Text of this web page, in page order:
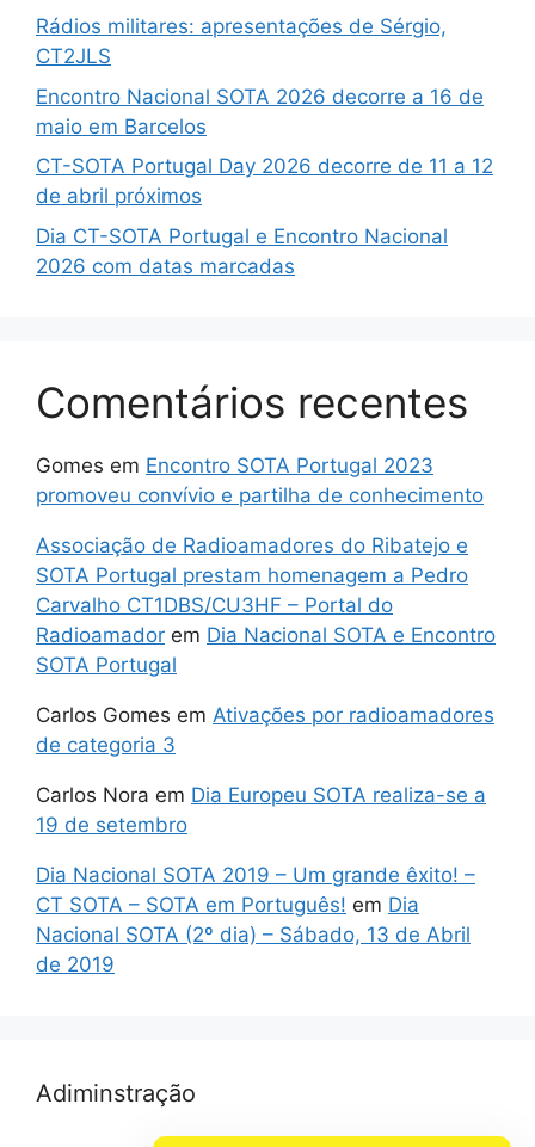
Rádios militares: apresentações de Sérgio,
CT2JLS
Encontro Nacional SOTA 2026 decorre a 16 de
maio em Barcelos
CT-SOTA Portugal Day 2026 decorre de 11 a 12
de abril próximos
Dia CT-SOTA Portugal e Encontro Nacional
2026 com datas marcadas
Comentários recentes
Gomes em Encontro SOTA Portugal 2023
promoveu convívio e partilha de conhecimento
Associação de Radioamadores do Ribatejo e
SOTA Portugal prestam homenagem a Pedro
Carvalho CT1DBS/CU3HF – Portal do
Radioamador em Dia Nacional SOTA e Encontro
SOTA Portugal
Carlos Gomes em Ativações por radioamadores
de categoria 3
Carlos Nora em Dia Europeu SOTA realiza-se a
19 de setembro
Dia Nacional SOTA 2019 – Um grande êxito! –
CT SOTA – SOTA em Português! em Dia
Nacional SOTA (2º dia) – Sábado, 13 de Abril
de 2019
Adiminstração